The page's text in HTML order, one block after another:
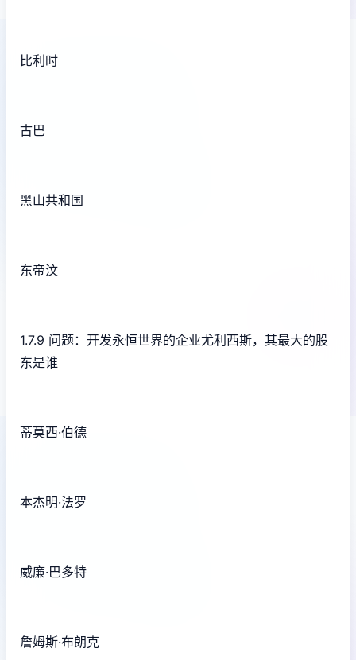
比利时
古巴
黑山共和国
东帝汶
1.7.9 问题：开发永恒世界的企业尤利西斯，其最大的股
东是谁
蒂莫西·伯德
本杰明·法罗
威廉·巴多特
詹姆斯·布朗克